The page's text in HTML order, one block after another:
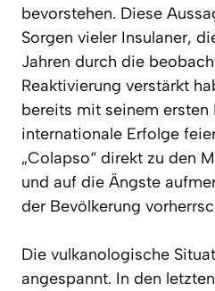
bevorstehen. Diese
Sorgen vieler Insulaner,
Jahren durch die
Reaktivierung verstärkt
bereits mit seinem ersten
internationale Erfolge
„Colapso“ direkt zu den
und auf die Ängste
der Bevölkerung
Die vulkanologische
angespannt. In den